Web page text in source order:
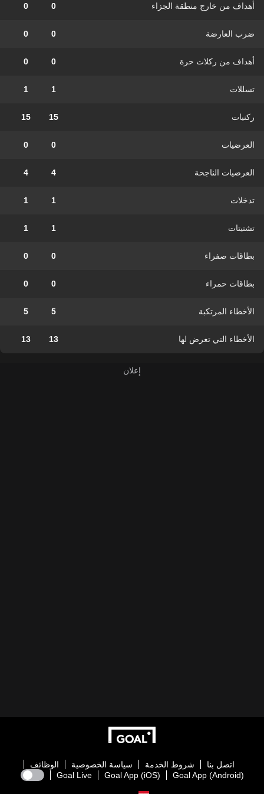
أهداف من خارج منطقة الجزاء 0
0
ضرب العارضة 0
0
أهداف من ركلات حرة 0
0
تسللات 1
1
ركنيات 15
15
العرضيات 0
0
العرضيات الناجحة 4
4
تدخلات 1
1
تشتيتات 1
1
بطاقات صفراء 0
0
بطاقات حمراء 0
0
الأخطاء المرتكبة 5
5
الأخطاء التي تعرض لها 13
13
اتصل بنا شروط الخدمة سياسة الخصوصية
الوظائف
Goal App (Android)
Goal App (iOS)
Goal Live